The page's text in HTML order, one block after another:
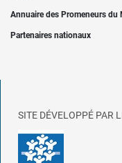
Annuaire des Promeneurs du
Partenaires nationaux
SITE DÉVELOPPÉ PAR